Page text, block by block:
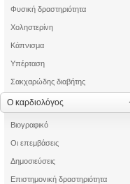
Φυσική δραστηριότητα
Χοληστερίνη
Κάπνισμα
Υπέρταση
Σακχαρώδης διαβήτης
Ο καρδιολόγος
Βιογραφικό
Οι επεμβάσεις
Δημοσιεύσεις
Επιστημονική δραστηριότητα